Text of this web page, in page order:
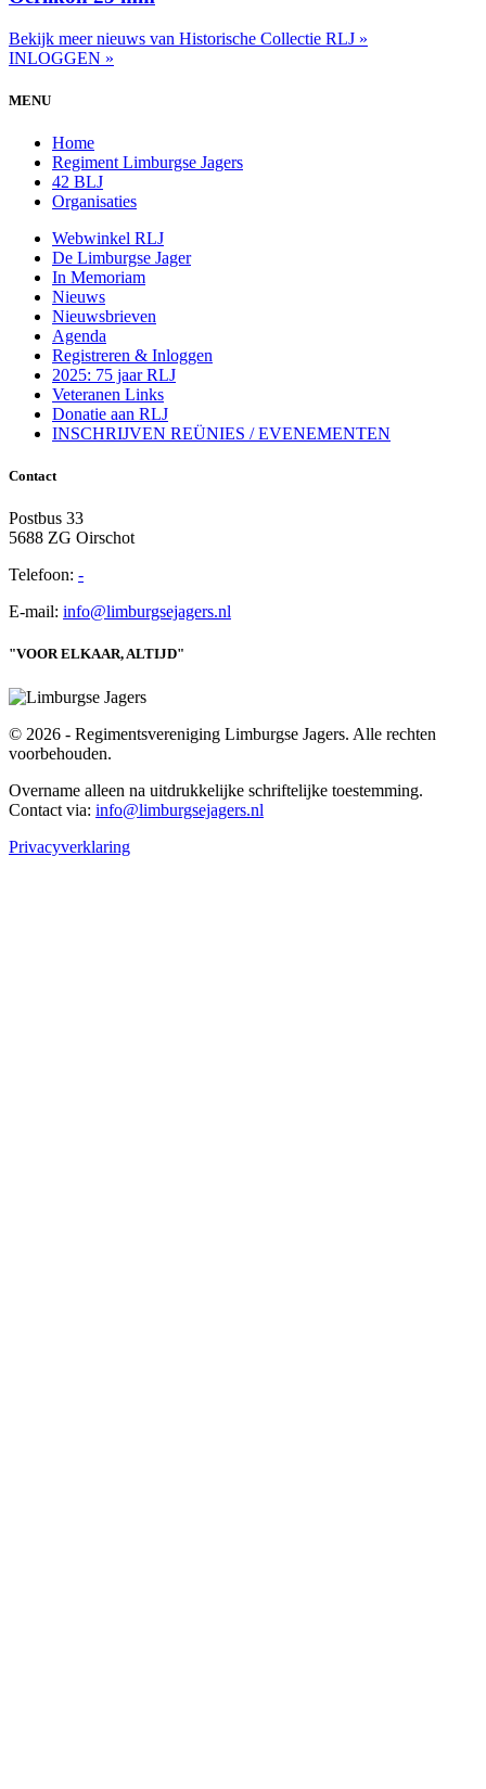
Bekijk meer nieuws van Historische Collectie RLJ »
INLOGGEN »
MENU
Home
Regiment Limburgse Jagers
42 BLJ
Organisaties
Webwinkel RLJ
De Limburgse Jager
In Memoriam
Nieuws
Nieuwsbrieven
Agenda
Registreren & Inloggen
2025: 75 jaar RLJ
Veteranen Links
Donatie aan RLJ
INSCHRIJVEN REÜNIES / EVENEMENTEN
Contact
Postbus 33
5688 ZG Oirschot
Telefoon: -
E-mail: info@limburgsejagers.nl
"VOOR ELKAAR, ALTIJD"
© 2026 - Regimentsvereniging Limburgse Jagers. Alle rechten
voorbehouden.
Overname alleen na uitdrukkelijke schriftelijke toestemming.
Contact via: info@limburgsejagers.nl
Privacyverklaring